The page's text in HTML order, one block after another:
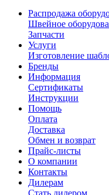
Распродажа
Швейное
Запчасти
Услуги
Изготовление
Бренды
Информация
Сертификаты
Инструкции
Помощь
Оплата
Доставка
Обмен и возврат
Прайс-листы
О компании
Контакты
Дилерам
Стать дилером